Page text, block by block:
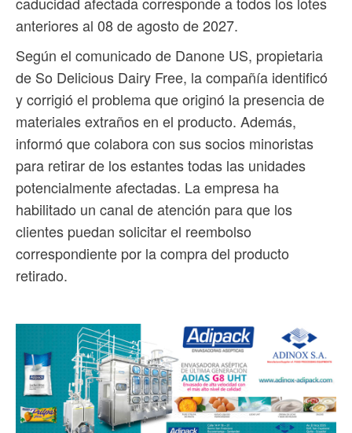
anteriores al 08 de agosto de 2027.
Según el comunicado de Danone US, propietaria
de So Delicious Dairy Free, la compañía identificó
y corrigió el problema que originó la presencia de
materiales extraños en el producto. Además,
informó que colabora con sus socios minoristas
para retirar de los estantes todas las unidades
potencialmente afectadas. La empresa ha
habilitado un canal de atención para que los
clientes puedan solicitar el reembolso
correspondiente por la compra del producto
retirado.